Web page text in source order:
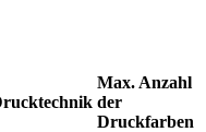
Max. Anzahl
der
Druckfarben